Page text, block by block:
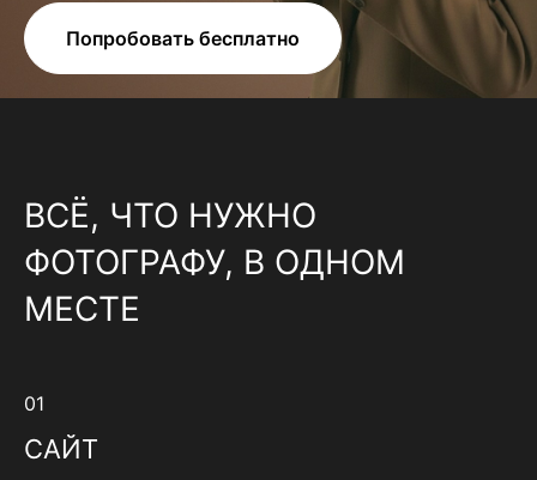
Попробовать бесплатно
ВСЁ, ЧТО НУЖНО
ФОТОГРАФУ, В ОДНОМ
МЕСТЕ
01
САЙТ